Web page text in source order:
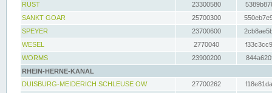
RUST
23300580
SANKT GOAR
25700300
SPEYER
23700600
WESEL
2770040
WORMS
23900200
RHEIN-HERNE-KANAL
DUISBURG-MEIDERICH SCHLEUSE OW
27700262